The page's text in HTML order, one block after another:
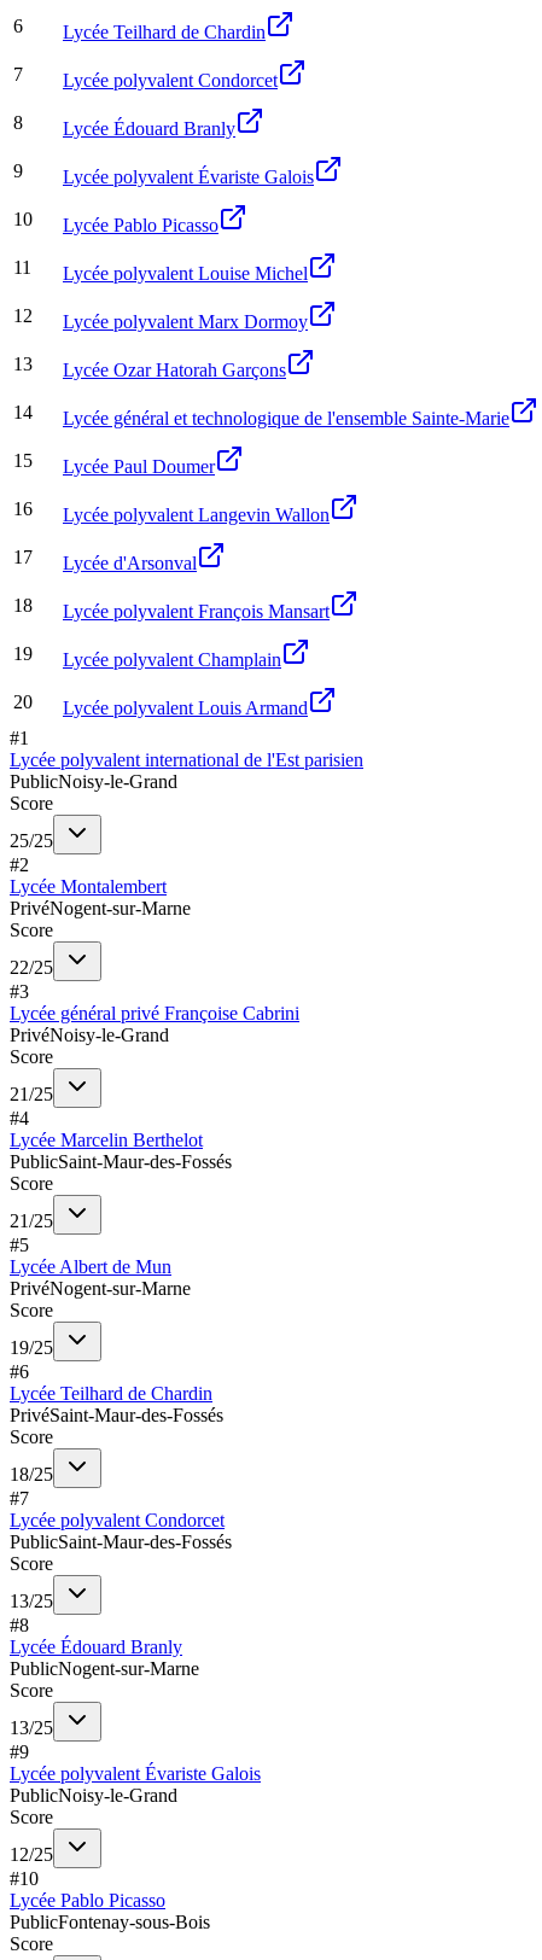
6 Lycée Teilhard de Chardin
7 Lycée polyvalent Condorcet
8 Lycée Édouard Branly
9 Lycée polyvalent Évariste Galois
10 Lycée Pablo Picasso
11 Lycée polyvalent Louise Michel
12 Lycée polyvalent Marx Dormoy
13 Lycée Ozar Hatorah Garçons
14 Lycée général et technologique de l'ensemble Sainte-Marie
15 Lycée Paul Doumer
16 Lycée polyvalent Langevin Wallon
17 Lycée d'Arsonval
18 Lycée polyvalent François Mansart
19 Lycée polyvalent Champlain
20 Lycée polyvalent Louis Armand
#1
Lycée polyvalent international de l'Est parisien
PublicNoisy-le-Grand
Score
25/25
#2
Lycée Montalembert
PrivéNogent-sur-Marne
Score
22/25
#3
Lycée général privé Françoise Cabrini
PrivéNoisy-le-Grand
Score
21/25
#4
Lycée Marcelin Berthelot
PublicSaint-Maur-des-Fossés
Score
21/25
#5
Lycée Albert de Mun
PrivéNogent-sur-Marne
Score
19/25
#6
Lycée Teilhard de Chardin
PrivéSaint-Maur-des-Fossés
Score
18/25
#7
Lycée polyvalent Condorcet
PublicSaint-Maur-des-Fossés
Score
13/25
#8
Lycée Édouard Branly
PublicNogent-sur-Marne
Score
13/25
#9
Lycée polyvalent Évariste Galois
PublicNoisy-le-Grand
Score
12/25
#10
Lycée Pablo Picasso
PublicFontenay-sous-Bois
Score